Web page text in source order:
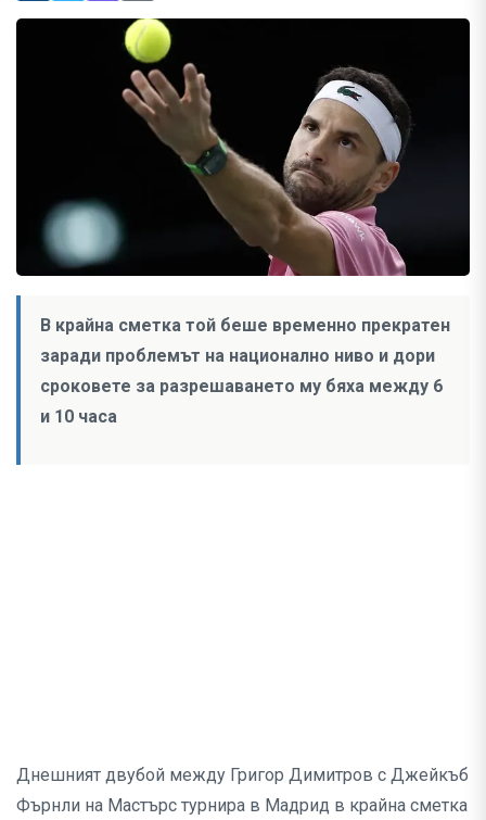
В крайна сметка той беше временно прекратен
заради проблемът на национално ниво и дори
сроковете за разрешаването му бяха между 6
и 10 часа
Днешният двубой между Григор Димитров с Джейкъб
Фърнли на Мастърс турнира в Мадрид в крайна сметка